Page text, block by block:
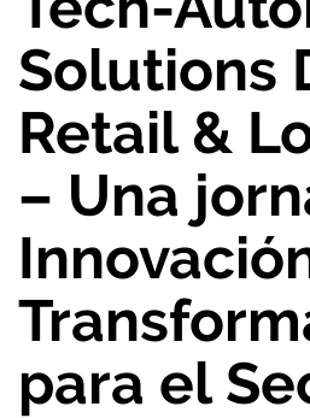
Solutions
Retail &
– Una
para el